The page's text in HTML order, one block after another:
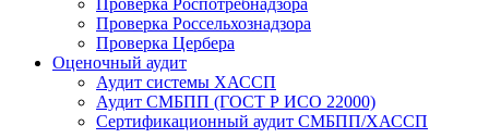
Проверка Роспотребнадзора
Проверка Россельхознадзора
Проверка Цербера
Оценочный аудит
Аудит системы ХАССП
Аудит СМБПП (ГОСТ Р ИСО 22000)
Сертификационный аудит СМБПП/ХАССП